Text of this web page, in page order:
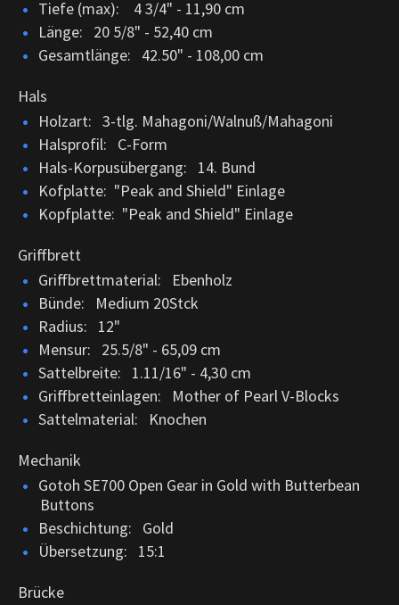
Tiefe (max): 4 3/4" - 11,90 cm
Länge: 20 5/8" - 52,40 cm
Gesamtlänge: 42.50" - 108,00 cm
Hals
Holzart: 3-tlg. Mahagoni/Walnuß/Mahagoni
Halsprofil: C-Form
Hals-Korpusübergang: 14. Bund
Kofplatte: "Peak and Shield" Einlage
Kopfplatte: "Peak and Shield" Einlage
Griffbrett
Griffbrettmaterial: Ebenholz
Bünde: Medium 20Stck
Radius: 12"
Mensur: 25.5/8" - 65,09 cm
Sattelbreite: 1.11/16" - 4,30 cm
Griffbretteinlagen: Mother of Pearl V-Blocks
Sattelmaterial: Knochen
Mechanik
Gotoh SE700 Open Gear in Gold with Butterbean
Buttons
Beschichtung: Gold
Übersetzung: 15:1
Brücke